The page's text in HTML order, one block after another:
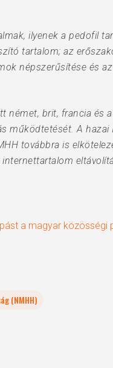
ilyenek a pedofil
tartalom; az
népszerűsítése és
német, brit, francia és
működtetését. A hazai
továbbra is
a magyar közösségi
(NMHH)